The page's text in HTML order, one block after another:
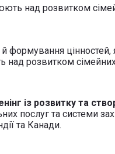
розвитком
із розвитку та
послуг та системи
та Канади.